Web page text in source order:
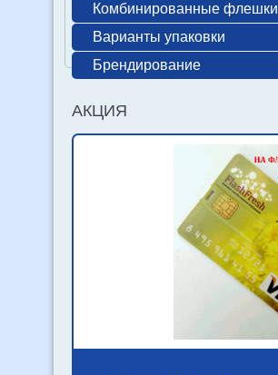
Комбинированные флешки
Варианты упаковки
Брендирование
АКЦИЯ